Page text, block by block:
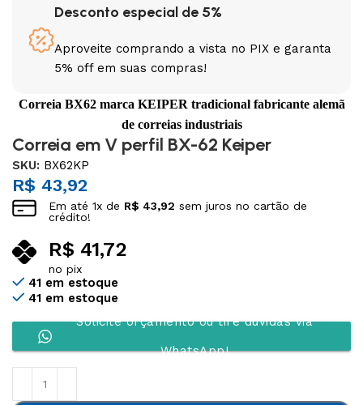
Desconto especial de 5%
Aproveite comprando a vista no PIX e garanta
5% off em suas compras!
Correia BX62 marca KEIPER tradicional fabricante alemã
de correias industriais
Correia em V perfil BX-62 Keiper
SKU: BX62KP
R$ 43,92
Em até1x de R$ 43,92 sem juros no cartão de
crédito!
R$ 41,72
no pix
41 em estoque
41 em estoque
Solicite orçamento ou tire dúvidas via
WhatsApp!